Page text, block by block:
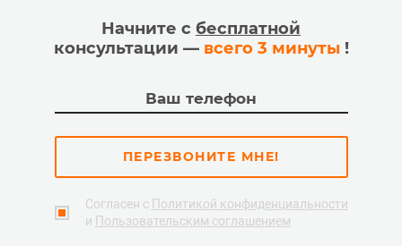
Начните с бесплатной
консультации — всего 3 минуты!
ПЕРЕЗВОНИТЕ МНЕ!
Согласен с Политикой конфиденциальности
и Пользовательским соглашением